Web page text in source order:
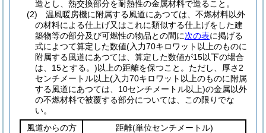
造とし、熱交換部分を耐熱性の金属材料で造ること。
(2)
温風暖房機に附属する風道にあつては、不燃材料以外
の材料による仕上げ又はこれに類似する仕上げをした建
築物等の部分及び可燃性の物品との間に次の表に掲げる
式によつて算定した数値(入力70キロワット以上のものに
附属する風道にあつては、算定した数値が15以下の場合
は、15とする。)以上の距離を保つこと。 ただし、厚さ2
センチメートル以上(入力70キロワット以上のものに附属
する風道にあつては、10センチメートル以上)の金属以外
の不燃材料で被覆する部分については、この限りでな
い。
風道からの方
距離(単位センチメートル)